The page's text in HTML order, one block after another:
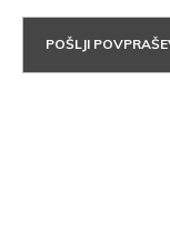
POŠLJI